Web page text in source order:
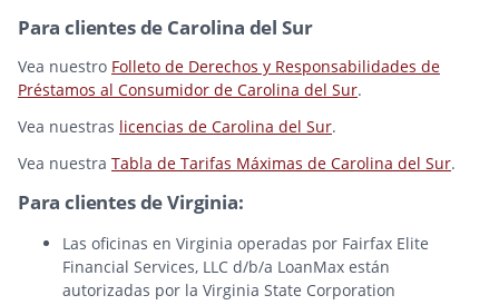
Para clientes de Carolina del Sur
Vea nuestro Folleto de Derechos y Responsabilidades de
Préstamos al Consumidor de Carolina del Sur.
Vea nuestras licencias de Carolina del Sur.
Vea nuestra Tabla de Tarifas Máximas de Carolina del Sur.
Para clientes de Virginia:
Las oficinas en Virginia operadas por Fairfax Elite
Financial Services, LLC d/b/a LoanMax están
autorizadas por la Virginia State Corporation